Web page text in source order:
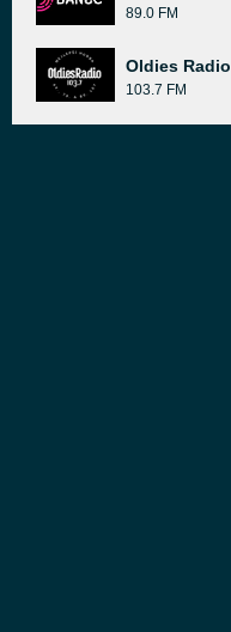
89.0 FM
Oldies Radio
103.7 FM